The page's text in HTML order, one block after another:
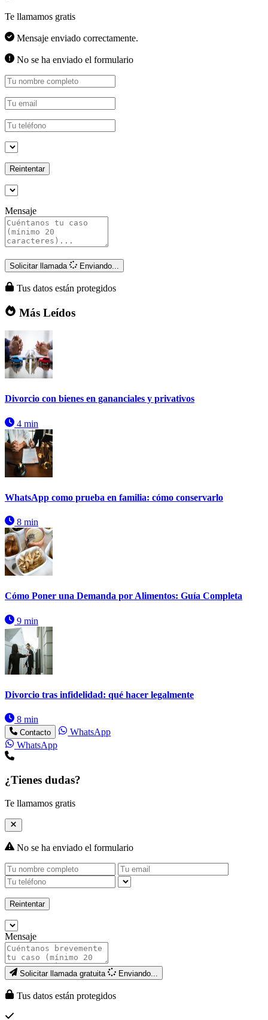
Te llamamos gratis
Mensaje enviado correctamente.
No se ha enviado el formulario
Reintentar
Mensaje
Solicitar llamada Enviando...
Tus datos están protegidos
Más Leídos
Divorcio con bienes en gananciales y privativos
4 min
WhatsApp como prueba en familia: cómo conservarlo
8 min
Cómo Poner una Demanda por Alimentos: Guía Completa
9 min
Divorcio tras infidelidad: qué hacer legalmente
8 min
Contacto
WhatsApp
WhatsApp
¿Tienes dudas?
Te llamamos gratis
No se ha enviado el formulario
Reintentar
Mensaje
Solicitar llamada gratuita Enviando...
Tus datos están protegidos